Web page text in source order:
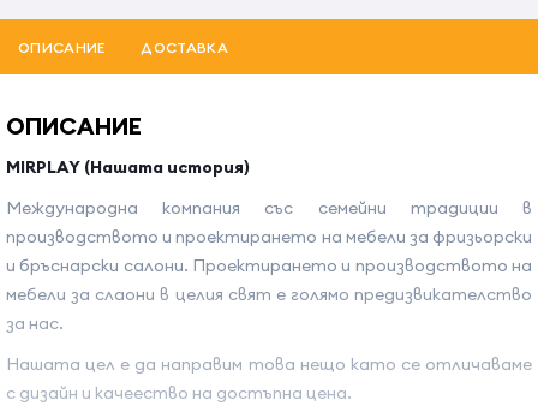
ОПИСАНИЕ ДОСТАВКА
ОПИСАНИЕ
MIRPLAY (Нашата история)
Международна компания със семейни традиции в
производството и проектирането на мебели за фризьорски
и бръснарски салони. Проектирането и производството на
мебели за слаони в целия свят е голямо предизвикателство
за нас.
Нашата цел е да направим това нещо като се отличаваме
с дизайн и качеество на достъпна цена.